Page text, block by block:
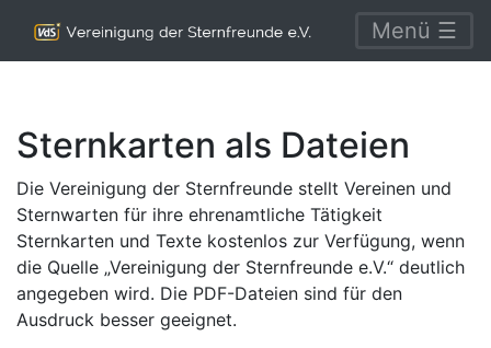
Menü ☰
Sternkarten als Dateien
Die Vereinigung der Sternfreunde stellt Vereinen und
Sternwarten für ihre ehrenamtliche Tätigkeit
Sternkarten und Texte kostenlos zur Verfügung, wenn
die Quelle „Vereinigung der Sternfreunde e.V.“ deutlich
angegeben wird. Die PDF-Dateien sind für den
Ausdruck besser geeignet.